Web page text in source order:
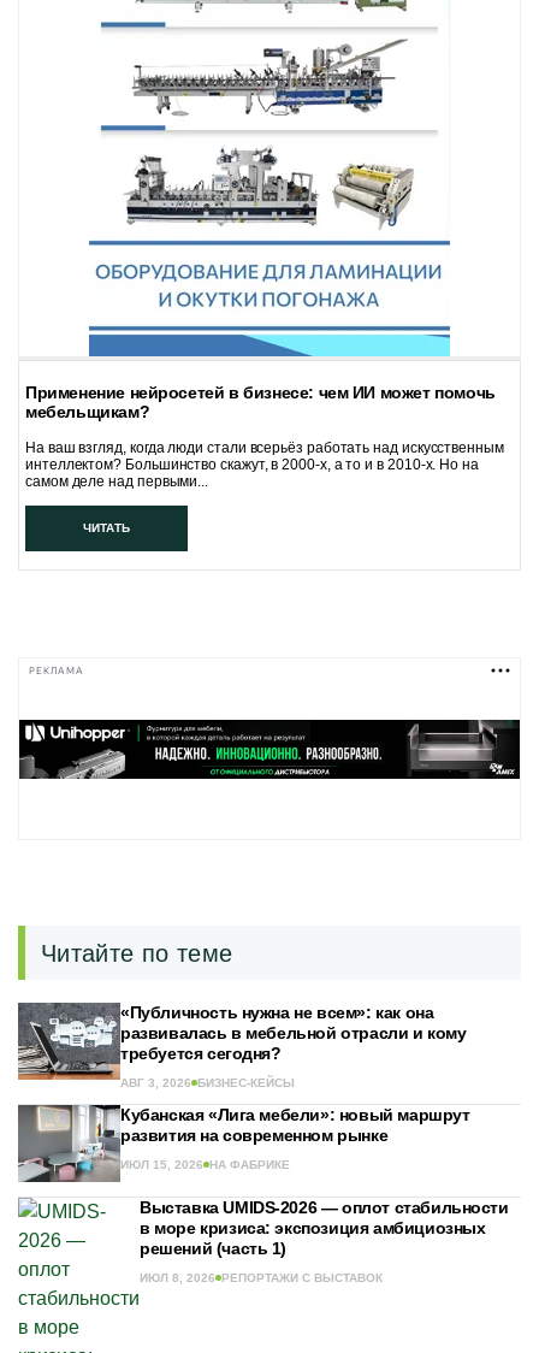
Применение нейросетей в бизнесе: чем ИИ может помочь
мебельщикам?
На ваш взгляд, когда люди стали всерьёз работать над искусственным
интеллектом? Большинство скажут, в 2000-х, а то и в 2010-х. Но на
самом деле над первыми...
ЧИТАТЬ
РЕКЛАМА
Читайте по теме
«Публичность нужна не всем»: как она
развивалась в мебельной отрасли и кому
требуется сегодня?
АВГ 3, 2026 БИЗНЕС-КЕЙСЫ
Кубанская «Лига мебели»: новый маршрут
развития на современном рынке
ИЮЛ 15, 2026 НА ФАБРИКЕ
Выставка UMIDS-2026 — оплот стабильности
в море кризиса: экспозиция амбициозных
решений (часть 1)
ИЮЛ 8, 2026 РЕПОРТАЖИ С ВЫСТАВОК